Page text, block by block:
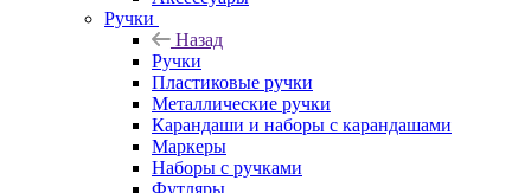
Ручки
Назад
Ручки
Пластиковые ручки
Металлические ручки
Карандаши и наборы с карандашами
Маркеры
Наборы с ручками
Футляры